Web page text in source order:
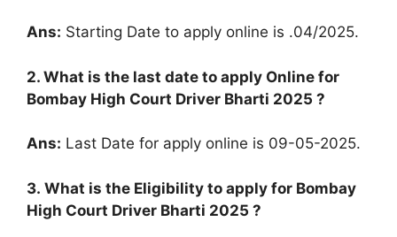
Ans: Starting Date to apply online is .04/2025.
2. What is the last date to apply Online for
Bombay High Court Driver Bharti 2025 ?
Ans: Last Date for apply online is 09-05-2025.
3. What is the Eligibility to apply for Bombay
High Court Driver Bharti 2025 ?